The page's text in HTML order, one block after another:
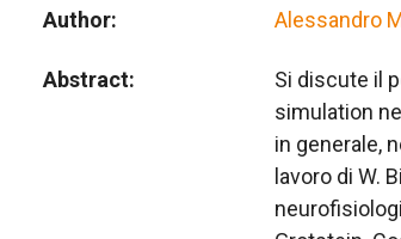
Author Alessandro
Abstract
Si discute il
simulation
in generale,
lavoro di W.